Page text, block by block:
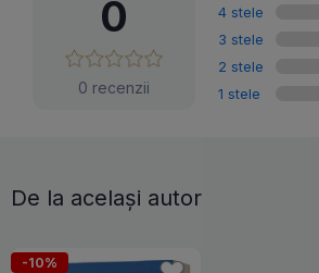
0
0 recenzii
4 stele
3 stele
2 stele
1 stele
De la același autor
-10%